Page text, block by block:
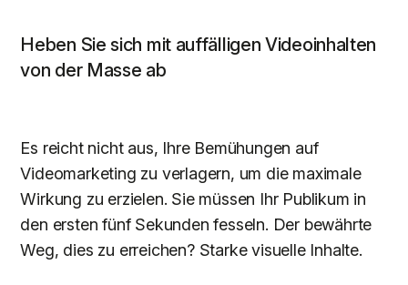
Heben Sie sich mit auffälligen Videoinhalten
von der Masse ab
Es reicht nicht aus, Ihre Bemühungen auf
Videomarketing zu verlagern, um die maximale
Wirkung zu erzielen. Sie müssen Ihr Publikum in
den ersten fünf Sekunden fesseln. Der bewährte
Weg, dies zu erreichen? Starke visuelle Inhalte.